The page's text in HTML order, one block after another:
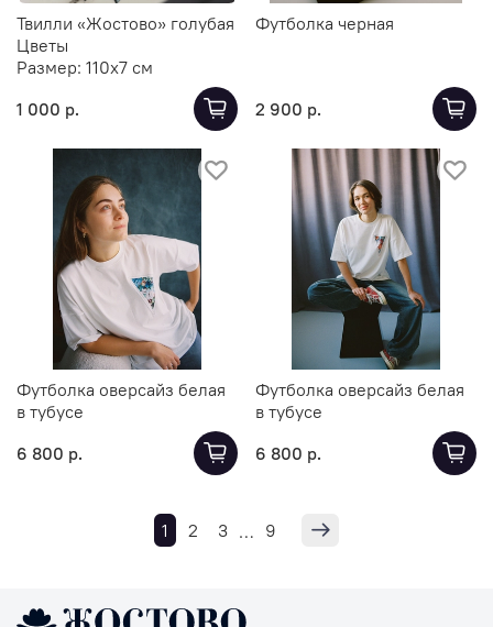
Твилли «Жостово» голубая
Цветы
Размер: 110х7 см
1 000 р.
Футболка черная
2 900 р.
Футболка оверсайз белая
в тубусе
6 800 р.
Футболка оверсайз белая
в тубусе
6 800 р.
1 2 3 … 9